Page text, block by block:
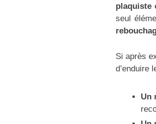
seul
Si après
d’enduire
Un